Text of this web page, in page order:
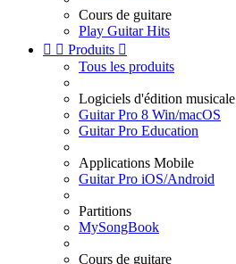
Cours de guitare
Play Guitar Hits
  Produits 
Tous les produits
Logiciels d'édition musicale
Guitar Pro 8 Win/macOS
Guitar Pro Education
Applications Mobile
Guitar Pro iOS/Android
Partitions
MySongBook
Cours de guitare